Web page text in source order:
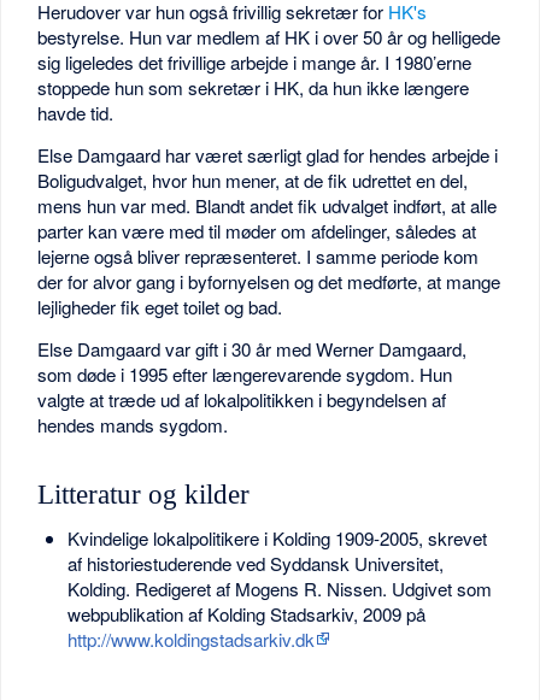
Herudover var hun også frivillig sekretær for HK's
bestyrelse. Hun var medlem af HK i over 50 år og helligede
sig ligeledes det frivillige arbejde i mange år. I 1980’erne
stoppede hun som sekretær i HK, da hun ikke længere
havde tid.
Else Damgaard har været særligt glad for hendes arbejde i
Boligudvalget, hvor hun mener, at de fik udrettet en del,
mens hun var med. Blandt andet fik udvalget indført, at alle
parter kan være med til møder om afdelinger, således at
lejerne også bliver repræsenteret. I samme periode kom
der for alvor gang i byfornyelsen og det medførte, at mange
lejligheder fik eget toilet og bad.
Else Damgaard var gift i 30 år med Werner Damgaard,
som døde i 1995 efter længerevarende sygdom. Hun
valgte at træde ud af lokalpolitikken i begyndelsen af
hendes mands sygdom.
Litteratur og kilder
Kvindelige lokalpolitikere i Kolding 1909-2005, skrevet
af historiestuderende ved Syddansk Universitet,
Kolding. Redigeret af Mogens R. Nissen. Udgivet som
webpublikation af Kolding Stadsarkiv, 2009 på
http://www.koldingstadsarkiv.dk